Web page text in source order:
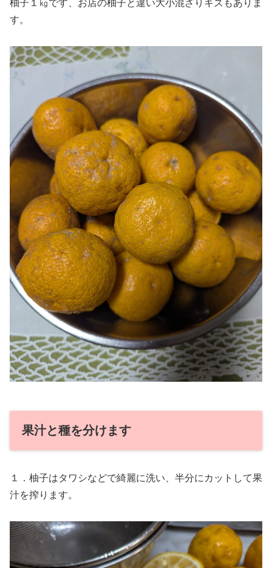
柚子１㎏です、お店の柚子と違い大小混ざりキズもありま
す。
果汁と種を分けます
１．柚子はタワシなどで綺麗に洗い、半分にカットして果
汁を搾ります。